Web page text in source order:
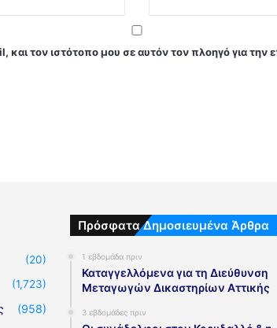
τον ιστότοπο μου σε αυτόν τον πλοηγό για
(20)
(1,723)
(958)
Πρόσφατα Δημοσιευμένα Άρθρα
1 εβδομάδα πριν
Καταγγελλόμενα για τη Διεύθυνση
Μεταγωγών Δικαστηρίων Αττικής
3 εβδομάδες πριν